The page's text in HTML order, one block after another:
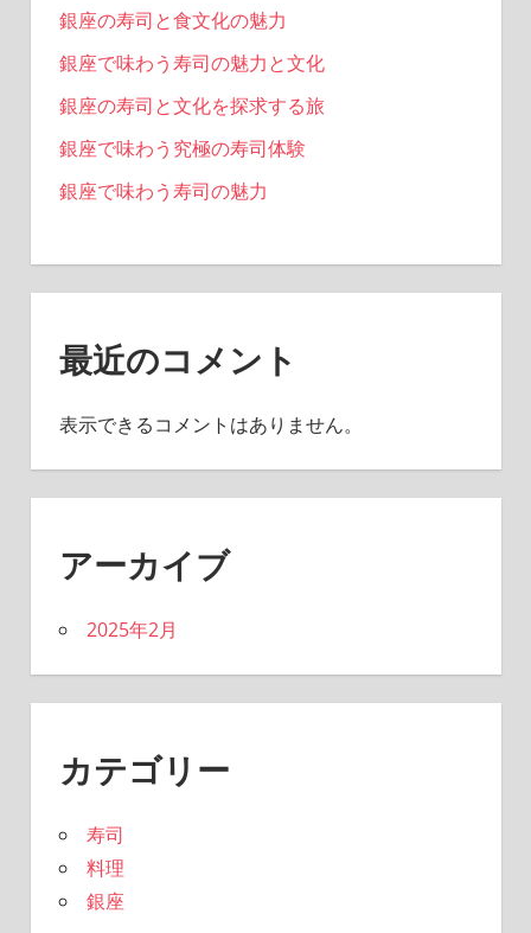
銀座の寿司と食文化の魅力
銀座で味わう寿司の魅力と文化
銀座の寿司と文化を探求する旅
銀座で味わう究極の寿司体験
銀座で味わう寿司の魅力
最近のコメント
表示できるコメントはありません。
アーカイブ
2025年2月
カテゴリー
寿司
料理
銀座